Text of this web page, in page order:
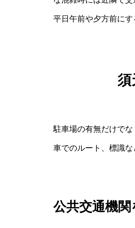
平日午前や夕方前に
須
駐車場の有無だけで
車でのルート、標識な
公共交通機